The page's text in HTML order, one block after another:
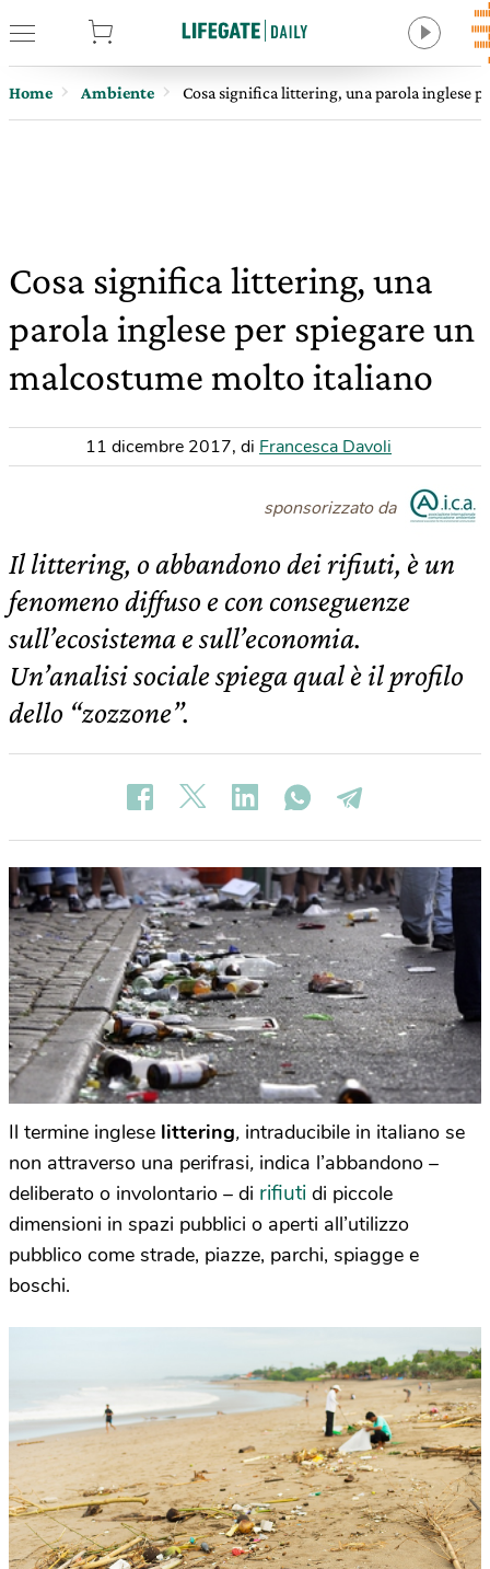
Home Ambiente Cosa significa littering, una parola inglese
Cosa significa littering, una
parola inglese per spiegare un
malcostume molto italiano
11 dicembre 2017, di Francesca Davoli
sponsorizzato da
Il littering, o abbandono dei rifiuti, è un
fenomeno diffuso e con conseguenze
sull’ecosistema e sull’economia.
Un’analisi sociale spiega qual è il profilo
dello “zozzone”.
Il termine inglese littering, intraducibile in italiano se
non attraverso una perifrasi, indica l’abbandono –
deliberato o involontario – di rifiuti di piccole
dimensioni in spazi pubblici o aperti all’utilizzo
pubblico come strade, piazze, parchi, spiagge e
boschi.